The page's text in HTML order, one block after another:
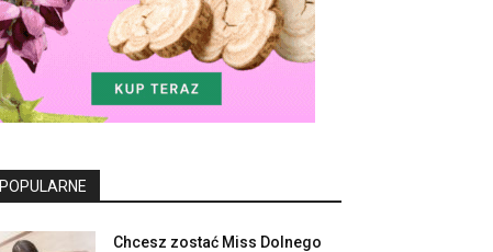
POPULARNE
Chcesz zostać Miss Dolnego